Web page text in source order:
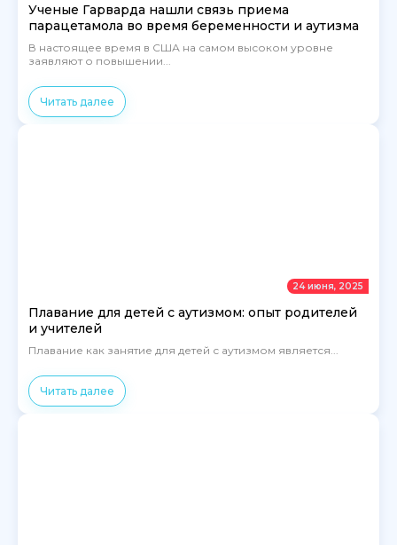
Ученые Гарварда нашли связь приема
парацетамола во время беременности и аутизма
В настоящее время в США на самом высоком уровне
заявляют о повышении...
Читать далее
24 июня, 2025
Плавание для детей с аутизмом: опыт родителей
и учителей
Плавание как занятие для детей с аутизмом является...
Читать далее